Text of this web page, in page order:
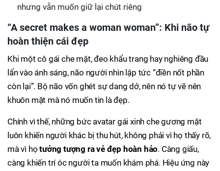
nhưng vẫn muốn giữ lại chút riêng
“A secret makes a woman woman”: Khi não tự
hoàn thiện cái đẹp
Khi một cô gái che mặt, đeo khẩu trang hay nghiêng đầu
lẩn vào ánh sáng, não người nhìn lập tức “điền nốt phần
còn lại”. Bộ não vốn ghét sự dang dở, nên nó tự vẽ nên
khuôn mặt mà nó muốn tin là đẹp.
Chính vì thế, những bức avatar gái xinh che gương mặt
luôn khiến người khác bị thu hút, không phải vì họ thấy rõ,
mà vì họtưởng tượng ra vẻ đẹp hoàn hảo. Càng giấu,
càng khiến trí óc người ta muốn khám phá. Hiệu ứng này